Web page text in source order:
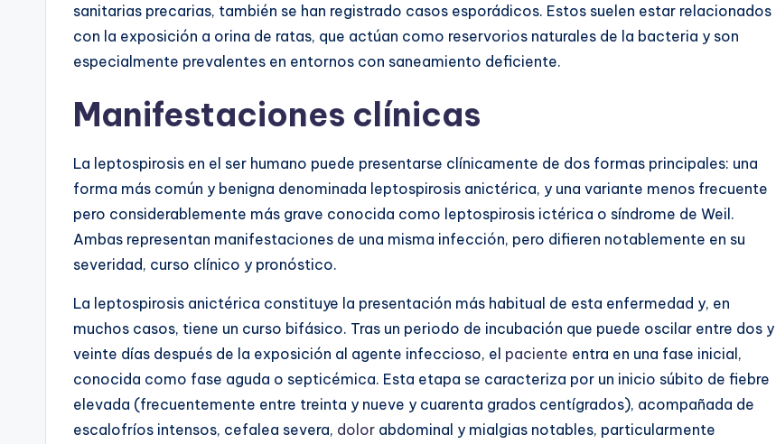
sanitarias precarias, también se han registrado casos esporádicos. Estos suelen estar relacionados
con la exposición a orina de ratas, que actúan como reservorios naturales de la bacteria y son
especialmente prevalentes en entornos con saneamiento deficiente.
Manifestaciones clínicas
La leptospirosis en el ser humano puede presentarse clínicamente de dos formas principales: una
forma más común y benigna denominada leptospirosis anictérica, y una variante menos frecuente
pero considerablemente más grave conocida como leptospirosis ictérica o síndrome de Weil.
Ambas representan manifestaciones de una misma infección, pero difieren notablemente en su
severidad, curso clínico y pronóstico.
La leptospirosis anictérica constituye la presentación más habitual de esta enfermedad y, en
muchos casos, tiene un curso bifásico. Tras un periodo de incubación que puede oscilar entre dos y
veinte días después de la exposición al agente infeccioso, el paciente entra en una fase inicial,
conocida como fase aguda o septicémica. Esta etapa se caracteriza por un inicio súbito de fiebre
elevada (frecuentemente entre treinta y nueve y cuarenta grados centígrados), acompañada de
escalofríos intensos, cefalea severa, dolor abdominal y mialgias notables, particularmente